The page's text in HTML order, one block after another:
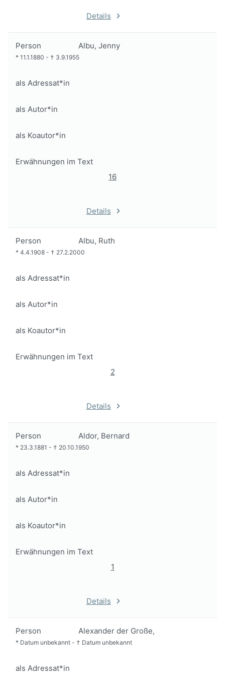
Details
Person Albu, Jenny
* 11.1.1880 - † 3.9.1955
als Adressat*in
als Autor*in
als Koautor*in
Erwähnungen im Text
16
Details
Person Albu, Ruth
* 4.4.1908 - † 27.2.2000
als Adressat*in
als Autor*in
als Koautor*in
Erwähnungen im Text
2
Details
Person Aldor, Bernard
* 23.3.1881 - † 20.10.1950
als Adressat*in
als Autor*in
als Koautor*in
Erwähnungen im Text
1
Details
Person Alexander der Große,
* Datum unbekannt - † Datum unbekannt
als Adressat*in